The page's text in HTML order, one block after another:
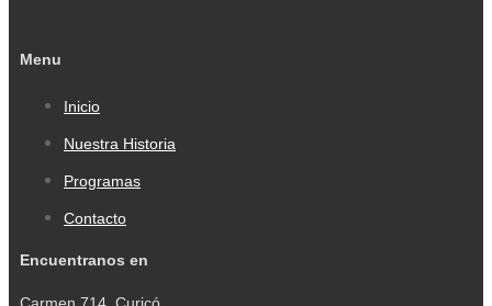
Menu
Inicio
Nuestra Historia
Programas
Contacto
Encuentranos en